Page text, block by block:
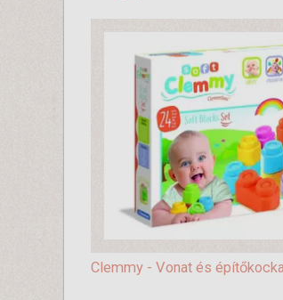
Clemmy - Vonat és